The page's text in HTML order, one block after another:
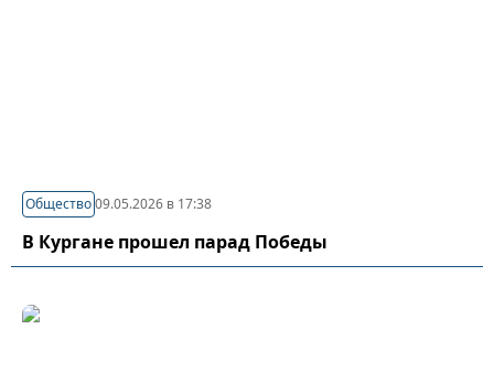
Общество09.05.2026 в 17:38
В Кургане прошел парад Победы